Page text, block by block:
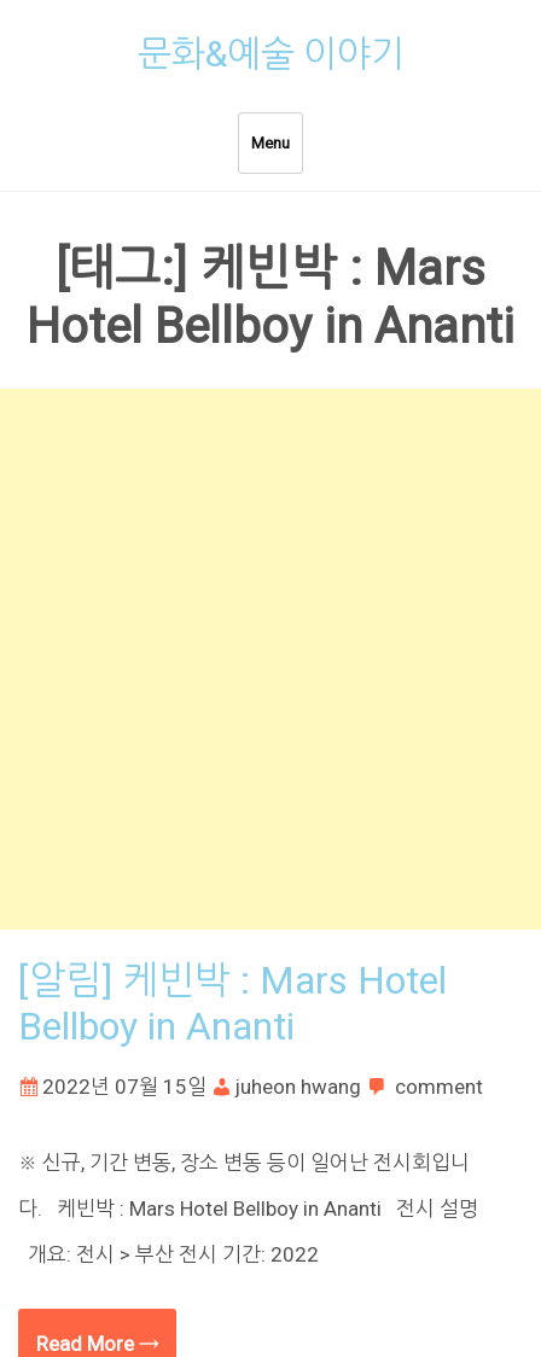
문화&예술 이야기
Menu
[태그:] 케빈박 : Mars
Hotel Bellboy in Ananti
[알림] 케빈박 : Mars Hotel
Bellboy in Ananti
2022년 07월 15일 juheon hwang comment
※ 신규, 기간 변동, 장소 변동 등이 일어난 전시회입니
다. 케빈박 : Mars Hotel Bellboy in Ananti 전시 설명
개요: 전시 > 부산 전시 기간: 2022
Read More →